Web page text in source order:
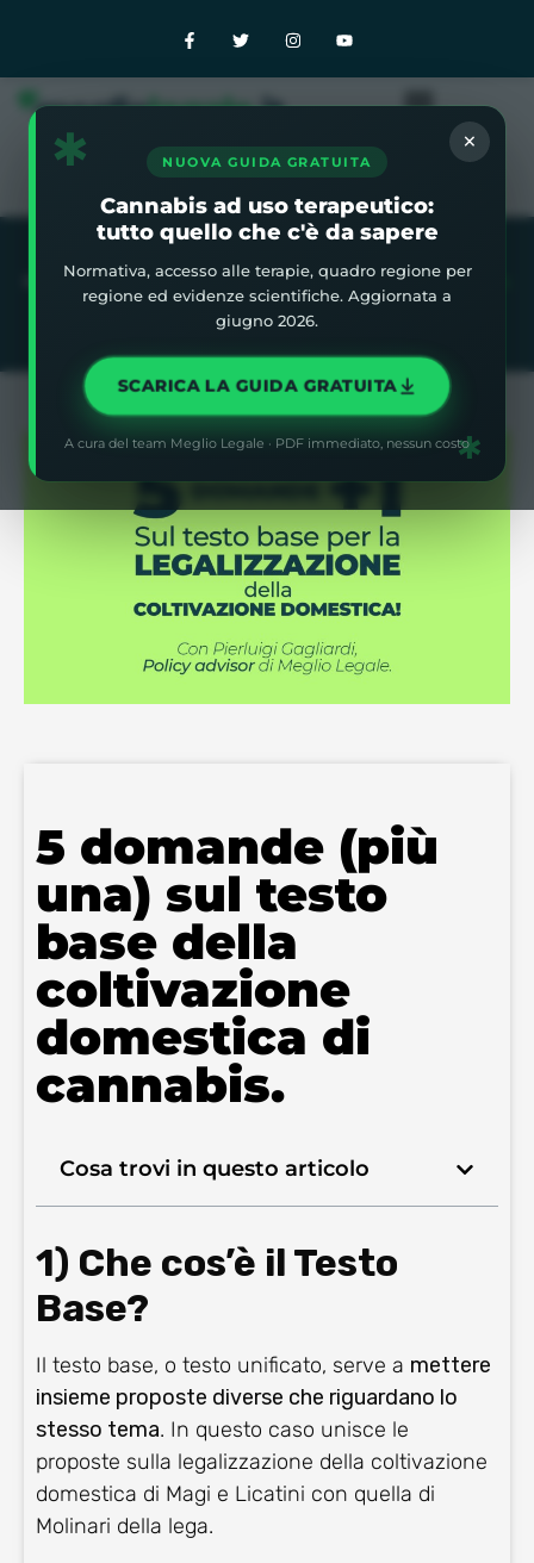
×
✱
✱
NUOVA GUIDA GRATUITA
Cannabis ad uso terapeutico:
tutto quello che c'è da sapere
Normativa, accesso alle terapie, quadro regione per
regione ed evidenze scientifiche. Aggiornata a
giugno 2026.
SCARICA LA GUIDA GRATUITA
A cura del team Meglio Legale · PDF immediato, nessun costo
Home»Blog» 5 domande (più una) sul testo base della
coltivazione domestica di cannabis.
5 domande (più
una) sul testo
base della
coltivazione
domestica di
cannabis.
Cosa trovi in questo articolo
1) Che cos’è il Testo
Base?
Il testo base, o testo unificato, serve a mettere
insieme proposte diverse che riguardano lo
stesso tema. In questo caso unisce le
proposte sulla legalizzazione della coltivazione
domestica di Magi e Licatini con quella di
Molinari della lega.